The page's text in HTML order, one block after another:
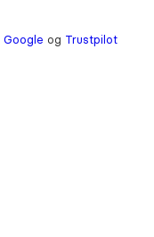
Google og Trustpilot